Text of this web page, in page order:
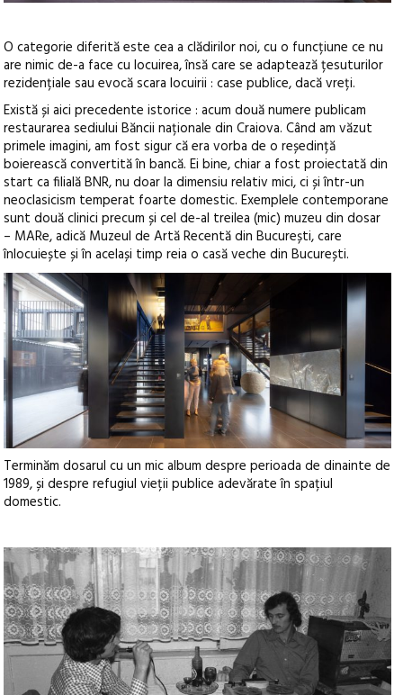
O categorie diferită este cea a clădirilor noi, cu o funcțiune ce nu
are nimic de-a face cu locuirea, însă care se adaptează țesuturilor
rezidențiale sau evocă scara locuirii : case publice, dacă vreți.
Există și aici precedente istorice : acum două numere publicam
restaurarea sediului Băncii naționale din Craiova. Când am văzut
primele imagini, am fost sigur că era vorba de o reședință
boierească convertită în bancă. Ei bine, chiar a fost proiectată din
start ca filială BNR, nu doar la dimensiu relativ mici, ci și într-un
neoclasicism temperat foarte domestic. Exemplele contemporane
sunt două clinici precum și cel de-al treilea (mic) muzeu din dosar
– MARe, adică Muzeul de Artă Recentă din București, care
înlocuiește și în același timp reia o casă veche din București.
Terminăm dosarul cu un mic album despre perioada de dinainte de
1989, și despre refugiul vieții publice adevărate în spațiul
domestic.